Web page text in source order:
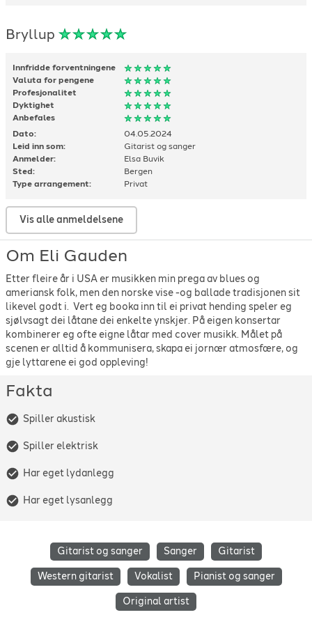
Bryllup
Innfridde forventningene
Valuta for pengene
Profesjonalitet
Dyktighet
Anbefales
Dato:
04.05.2024
Leid inn som:
Gitarist og sanger
Anmelder:
Elsa Buvik
Sted:
Bergen
Type arrangement:
Privat
Vis alle anmeldelsene
Om Eli Gauden
Etter fleire år i USA er musikken min prega av blues og
ameriansk folk, men den norske vise -og ballade tradisjonen sit
likevel godt i. Vert eg booka inn til ei privat hending speler eg
sjølvsagt dei låtane dei enkelte ynskjer. På eigen konsertar
kombinerer eg ofte eigne låtar med cover musikk. Målet på
scenen er alltid å kommunisera, skapa ei jornær atmosfære, og
gje lyttarene ei god oppleving!
Fakta
Spiller akustisk
Spiller elektrisk
Har eget lydanlegg
Har eget lysanlegg
Gitarist og sanger Sanger Gitarist
Western gitarist Vokalist Pianist og sanger
Original artist